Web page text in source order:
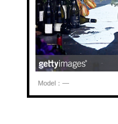
Model：—